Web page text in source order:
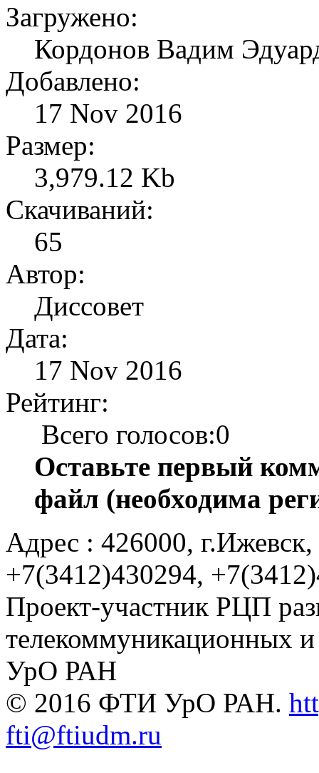
Загружено:
Кордонов Вадим
Добавлено:
17 Nov 2016
Размер:
3,979.12 Kb
Скачиваний:
65
Автор:
Диссовет
Дата:
17 Nov 2016
Рейтинг:
Всего голосов:0
Оставьте первый
файл (необходима
Адрес : 426000,
+7(3412)430294,
Проект-участник РЦП
телекоммуникационных
УрО РАН
© 2016 ФТИ УрО РАН.
fti@ftiudm.ru